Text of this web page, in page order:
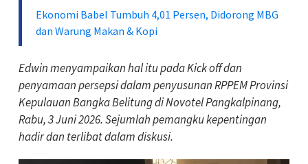
Ekonomi Babel Tumbuh 4,01 Persen, Didorong MBG
dan Warung Makan & Kopi
Edwin menyampaikan hal itu pada Kick off dan
penyamaan persepsi dalam penyusunan RPPEM Provinsi
Kepulauan Bangka Belitung di Novotel Pangkalpinang,
Rabu, 3 Juni 2026. Sejumlah pemangku kepentingan
hadir dan terlibat dalam diskusi.